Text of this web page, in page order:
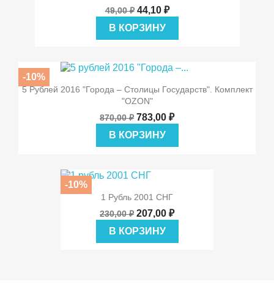
49,00 ₽ 44,10 ₽
В КОРЗИНУ
5 Рублей 2016 "Города – Столицы Государств". Комплект
"OZON"
870,00 ₽ 783,00 ₽
В КОРЗИНУ
-10%
1 Рубль 2001 СНГ
230,00 ₽ 207,00 ₽
В КОРЗИНУ
-10%